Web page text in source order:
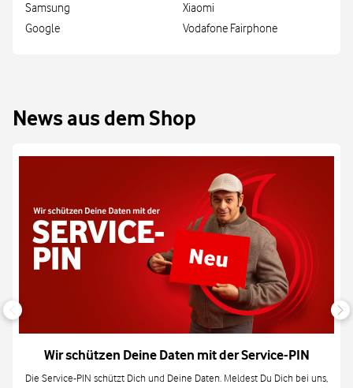
Samsung
Google
Xiaomi
Vodafone Fairphone
News aus dem Shop
Wir schützen Deine Daten mit der Service-PIN
Die Service-PIN schützt Dich und Deine Daten. Meldest Du Dich bei uns,